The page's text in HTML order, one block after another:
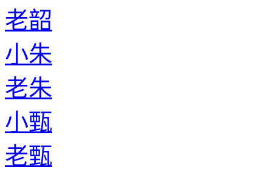
老韶
小朱
老朱
小甄
老甄